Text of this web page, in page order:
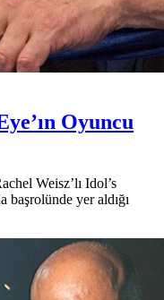
Oyuncu
Weisz’lı Idol’s
başrolünde yer aldığı